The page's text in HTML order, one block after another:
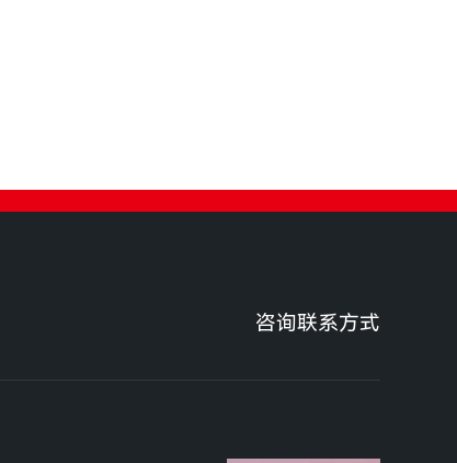
咨询联系方式